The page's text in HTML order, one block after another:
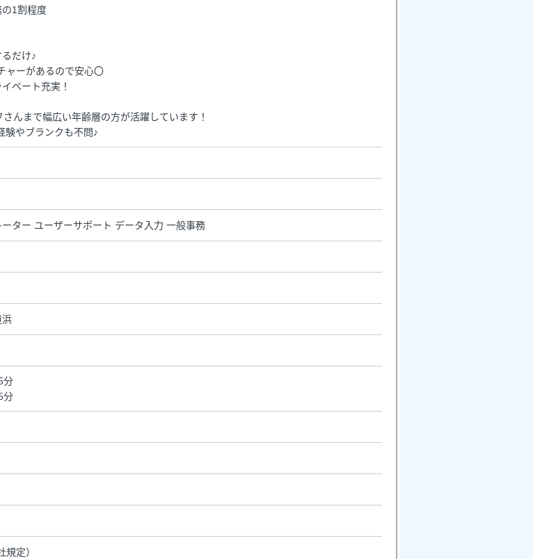
1割程度
だけ♪
ャーがあるので安心〇
ベート充実！
んまで幅広い年齢層の方が活躍しています！
験やブランクも不問♪
ター ユーザーサポート データ入力 一般事務
浜
分
分
規定）